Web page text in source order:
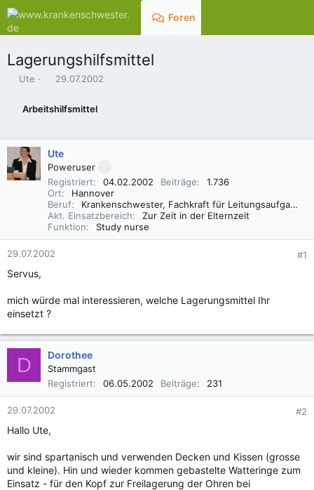
Foren
Lagerungshilfsmittel
E
l
l
e
r
Ute
E
s
t
l
l
t
a
m
29.07.2002
Arbeitshilfsmittel
Ute
Poweruser
Registriert
04.02.2002 Beiträge
1.736
Ort
Hannover
Beruf
Krankenschwester, Fachkraft für Leitungsaufgaben in der Pflege (FLP)
Akt. Einsatzbereich
Zur Zeit in der Elternzeit
Funktion
Study nurse
29.07.2002 #1
Servus,
mich würde mal interessieren, welche Lagerungsmittel Ihr
einsetzt ?
D Dorothee
Stammgast
Registriert
06.05.2002 Beiträge 231
29.07.2002 #2
Hallo Ute,
wir sind spartanisch und verwenden Decken und Kissen (grosse
und kleine). Hin und wieder kommen gebastelte Watteringe zum
Einsatz - für den Kopf zur Freilagerung der Ohren bei